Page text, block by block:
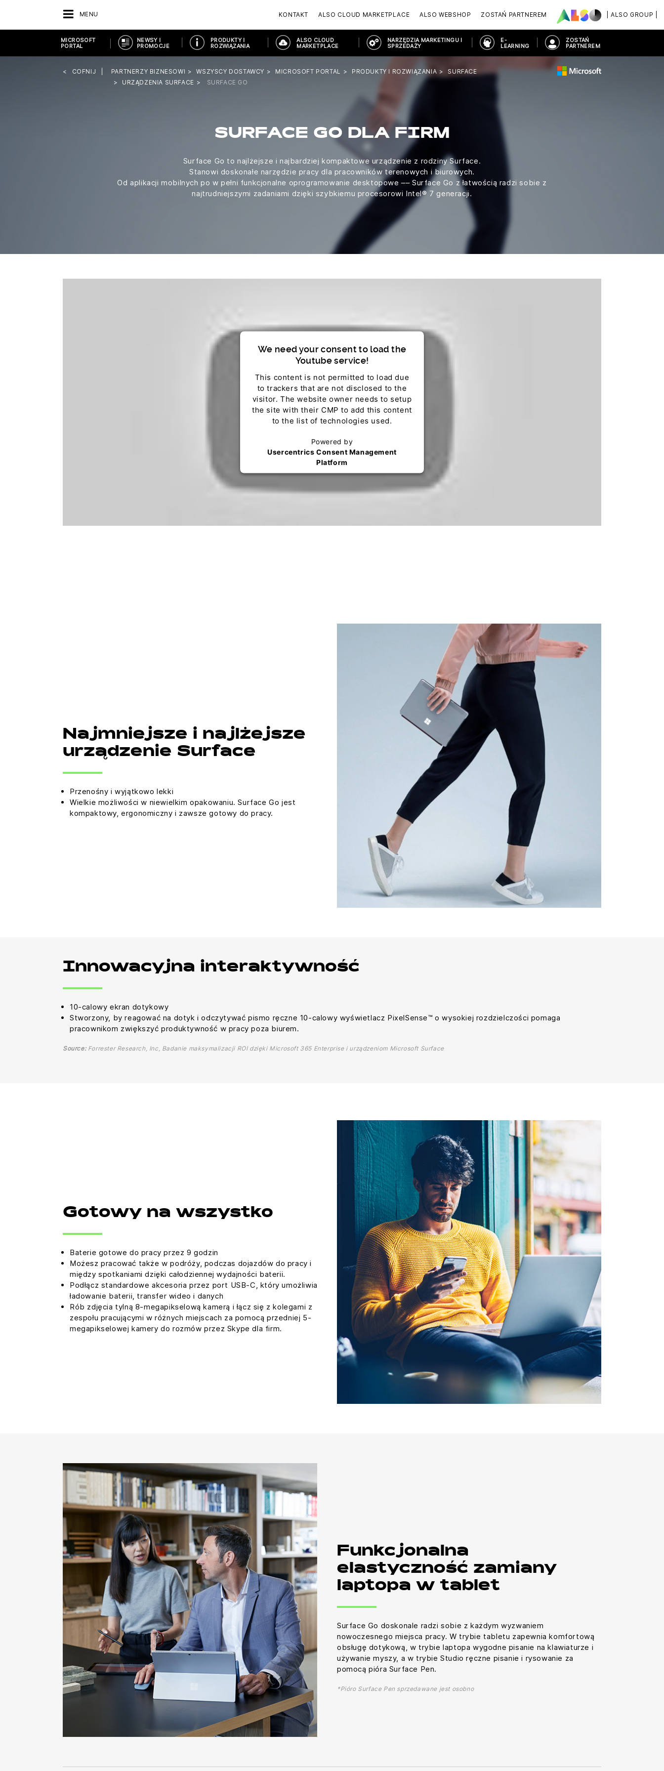
MENU | ALSO GROUP |
KONTAKT ALSO CLOUD MARKETPLACE ALSO WEBSHOP ZOSTAŃ PARTNEREM
MICROSOFT
PORTAL
NEWSY I
PROMOCJE
PRODUKTY I
ROZWIĄZANIA
ALSO CLOUD
MARKETPLACE
NARZĘDZIA MARKETINGU I
SPRZEDAŻY
E-
LEARNING
ZOSTAŃ
PARTNEREM
COFNIJ PARTNERZY BIZNESOWI WSZYSCY DOSTAWCY MICROSOFT PORTAL PRODUKTY I ROZWIĄZANIA
SURFACE
URZĄDZENIA SURFACE
SURFACE GO
SURFACE GO DLA FIRM
Surface Go to najlżejsze i najbardziej kompaktowe urządzenie z rodziny Surface.
Stanowi doskonałe narzędzie pracy dla pracowników terenowych i biurowych.
Od aplikacji mobilnych po w pełni funkcjonalne oprogramowanie desktopowe –– Surface Go z łatwością radzi sobie z
najtrudniejszymi zadaniami dzięki szybkiemu procesorowi Intel® 7 generacji.
We need your consent to load the
Youtube service!
This content is not permitted to load due
to trackers that are not disclosed to the
visitor. The website owner needs to setup
the site with their CMP to add this content
to the list of technologies used.
Powered by
Usercentrics Consent Management
Platform
Najmniejsze i najlżejsze
urządzenie Surface
Przenośny i wyjątkowo lekki
Wielkie możliwości w niewielkim opakowaniu. Surface Go jest
kompaktowy, ergonomiczny i zawsze gotowy do pracy.
Innowacyjna interaktywność
10-calowy ekran dotykowy
Stworzony, by reagować na dotyk i odczytywać pismo ręczne 10-calowy wyświetlacz PixelSense™ o wysokiej rozdzielczości pomaga
pracownikom zwiększyć produktywność w pracy poza biurem.
Source:Forrester Research, Inc, Badanie maksymalizacji ROI dzięki Microsoft 365 Enterprise i urządzeniom Microsoft Surface
Gotowy na wszystko
Baterie gotowe do pracy przez 9 godzin
Możesz pracować także w podróży, podczas dojazdów do pracy i
między spotkaniami dzięki całodziennej wydajności baterii.
Podłącz standardowe akcesoria przez port USB-C, który umożliwia
ładowanie baterii, transfer wideo i danych
Rób zdjęcia tylną 8-megapikselową kamerą i łącz się z kolegami z
zespołu pracującymi w różnych miejscach za pomocą przedniej 5-
megapikselowej kamery do rozmów przez Skype dla firm.
Funkcjonalna
elastyczność zamiany
laptopa w tablet
Surface Go doskonale radzi sobie z każdym wyzwaniem
nowoczesnego miejsca pracy. W trybie tabletu zapewnia komfortową
obsługę dotykową, w trybie laptopa wygodne pisanie na klawiaturze i
używanie myszy, a w trybie Studio ręczne pisanie i rysowanie za
pomocą pióra Surface Pen.
*Pióro Surface Pen sprzedawane jest osobno